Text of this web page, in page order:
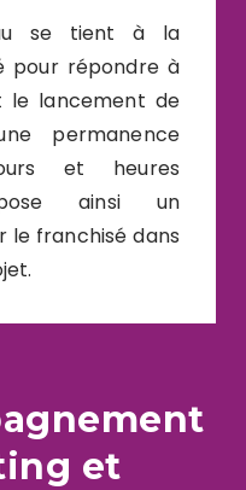
se tient à la
pour répondre à
le lancement de
permanence
et heures
ainsi un
franchisé dans
et